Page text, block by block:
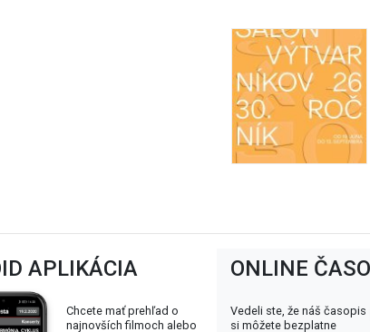
APLIKÁCIA
Chcete mať prehľad o
najnovších filmoch alebo
ONLINE
Vedeli ste, že náš časopis
si môžete bezplatne